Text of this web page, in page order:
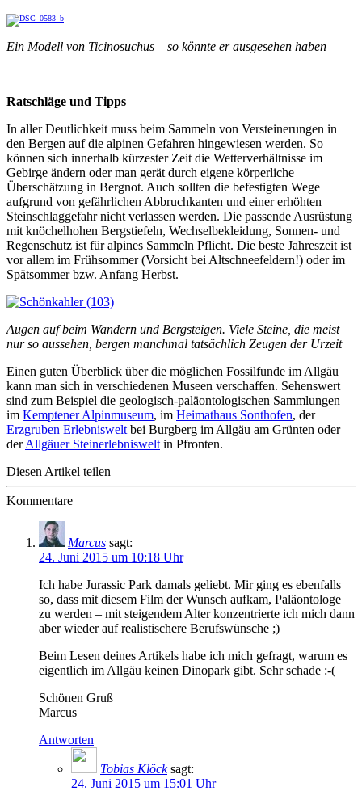
Ein Modell von Ticinosuchus – so könnte er ausgesehen haben
Ratschläge und Tipps
In aller Deutlichkeit muss beim Sammeln von Versteinerungen in
den Bergen auf die alpinen Gefahren hingewiesen werden. So
können sich innerhalb kürzester Zeit die Wetterverhältnisse im
Gebirge ändern oder man gerät durch eigene körperliche
Überschätzung in Bergnot. Auch sollten die befestigten Wege
aufgrund von gefährlichen Abbruchkanten und einer erhöhten
Steinschlaggefahr nicht verlassen werden. Die passende Ausrüstung
mit knöchelhohen Bergstiefeln, Wechselbekleidung, Sonnen- und
Regenschutz ist für alpines Sammeln Pflicht. Die beste Jahreszeit ist
vor allem im Frühsommer (Vorsicht bei Altschneefeldern!) oder im
Spätsommer bzw. Anfang Herbst.
Augen auf beim Wandern und Bergsteigen. Viele Steine, die meist
nur so aussehen, bergen manchmal tatsächlich Zeugen der Urzeit
Einen guten Überblick über die möglichen Fossilfunde im Allgäu
kann man sich in verschiedenen Museen verschaffen. Sehenswert
sind zum Beispiel die geologisch-paläontologischen Sammlungen
im Kemptener Alpinmuseum, im Heimathaus Sonthofen, der
Erzgruben Erlebniswelt bei Burgberg im Allgäu am Grünten oder
derAllgäuer Steinerlebniswelt in Pfronten.
Diesen Artikel teilen
Kommentare
Marcus sagt:
24. Juni 2015 um 10:18 Uhr
Ich habe Jurassic Park damals geliebt. Mir ging es ebenfalls
so, dass mit diesem Film der Wunsch aufkam, Paläontologe
zu werden – mit steigendem Alter konzentrierte ich mich dann
aber wieder auf realistischere Berufswünsche ;)
Beim Lesen deines Artikels habe ich mich gefragt, warum es
eigentlich im Allgäu keinen Dinopark gibt. Sehr schade :-(
Schönen Gruß
Marcus
Antworten
Tobias Klöck sagt:
24. Juni 2015 um 15:01 Uhr